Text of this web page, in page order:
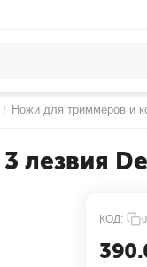
/ Ножи для триммеров и
лезвия
КОД: